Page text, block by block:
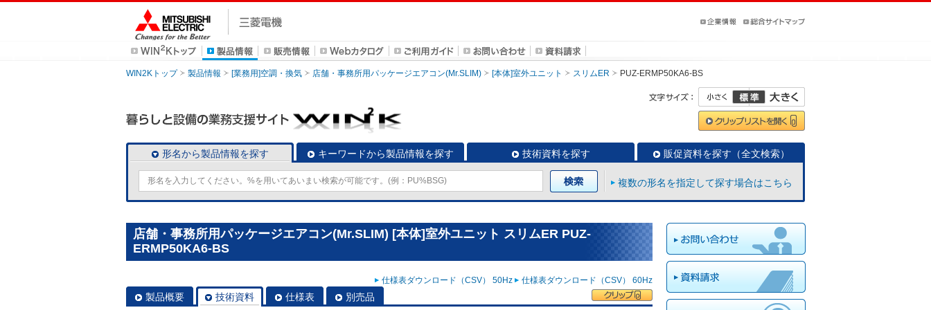
WIN2Kトップ 製品情報 [業務用]空調・換気 店舗・事務所用パッケージエアコン(Mr.SLIM) [本体]室外ユニット スリムER PUZ-ERMP50KA6-BS
形名から製品情報を探す キーワードから製品情報を探す 技術資料を探す 販促資料を探す（全文検索）
複数の形名を指定して探す場合はこちら
店舗・事務所用パッケージエアコン(Mr.SLIM) [本体]室外ユニット スリムER PUZ-
ERMP50KA6-BS
仕様表ダウンロード（CSV） 50Hz 仕様表ダウンロード（CSV） 60Hz
製品概要 技術資料 仕様表 別売品